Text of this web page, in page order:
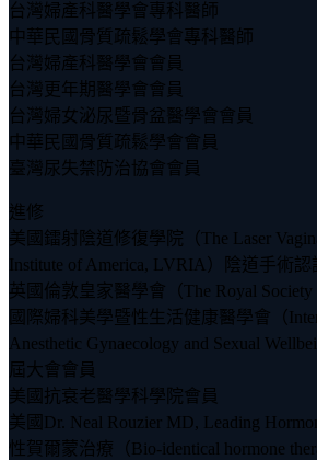
台灣婦產科醫學會專科醫師
中華民國骨質疏鬆學會專科醫師
台灣婦產科醫學會會員
台灣更年期醫學會會員
台灣婦女泌尿暨骨盆醫學會會員
中華民國骨質疏鬆學會會員
臺灣尿失禁防治協會會員
進修
美國鐳射陰道修復學院（The Laser
Institute of America, LVRIA）陰道手術認
英國倫敦皇家醫學會（The Royal Society
國際婦科美學暨性生活健康醫學會（
Anesthetic Gynaecology and Sexual
屆大會會員
美國抗衰老醫學科學院會員
美國Dr. Neal Rouzier MD, Leading
性賀爾蒙治療（Bio-identical hormone